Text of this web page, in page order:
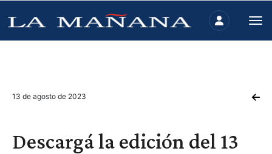
13 de agosto de 2023
Descargá la edición del 13